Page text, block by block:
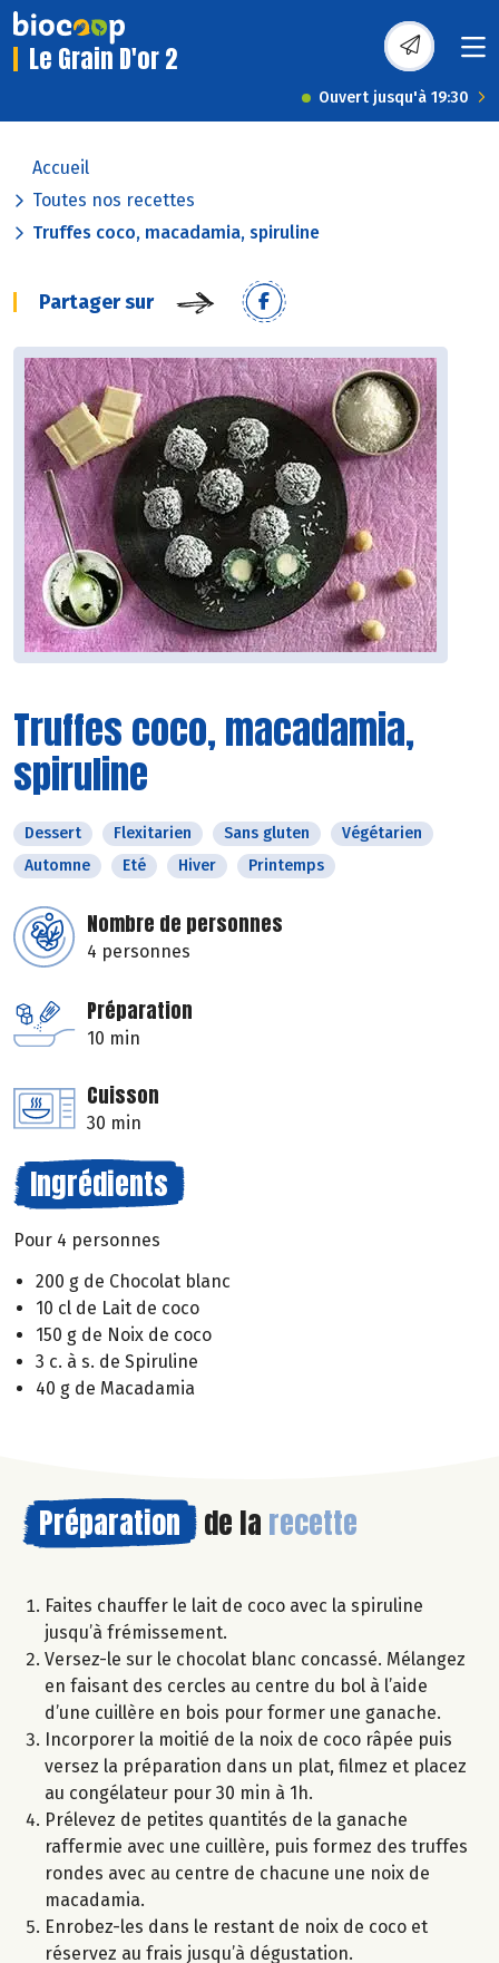
Le Grain D'or 2
Ouvert jusqu'à 19:30
Accueil
Toutes nos recettes
Truffes coco, macadamia, spiruline
Partager sur
Truffes coco, macadamia,
spiruline
Dessert Flexitarien Sans gluten
Végétarien
Automne
Eté Hiver Printemps
Nombre de personnes
4 personnes
Préparation
10 min
Cuisson
30 min
Ingrédients
Pour 4 personnes
200 g de Chocolat blanc
10 cl de Lait de coco
150 g de Noix de coco
3 c. à s. de Spiruline
40 g de Macadamia
Préparation de la recette
Faites chauffer le lait de coco avec la spiruline
jusqu’à frémissement.
Versez-le sur le chocolat blanc concassé. Mélangez
en faisant des cercles au centre du bol à l’aide
d’une cuillère en bois pour former une ganache.
Incorporer la moitié de la noix de coco râpée puis
versez la préparation dans un plat, filmez et placez
au congélateur pour 30 min à 1h.
Prélevez de petites quantités de la ganache
raffermie avec une cuillère, puis formez des truffes
rondes avec au centre de chacune une noix de
macadamia.
Enrobez-les dans le restant de noix de coco et
réservez au frais jusqu’à dégustation.